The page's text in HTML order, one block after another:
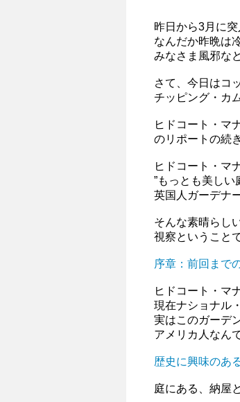
昨日から3月に突
なんだか昨晩は
みなさま風邪な
さて、今日はコ
チッピング・カ
ヒドコート・マ
のリポートの続
ヒドコート・マ
”もっとも美しい
英国人ガーデナ
そんな素晴らし
視察ということ
序章：前回まで
ヒドコート・マ
現在ナショナル
実はこのガーデ
アメリカ人なん
歴史に興味のあ
庭にある、納屋